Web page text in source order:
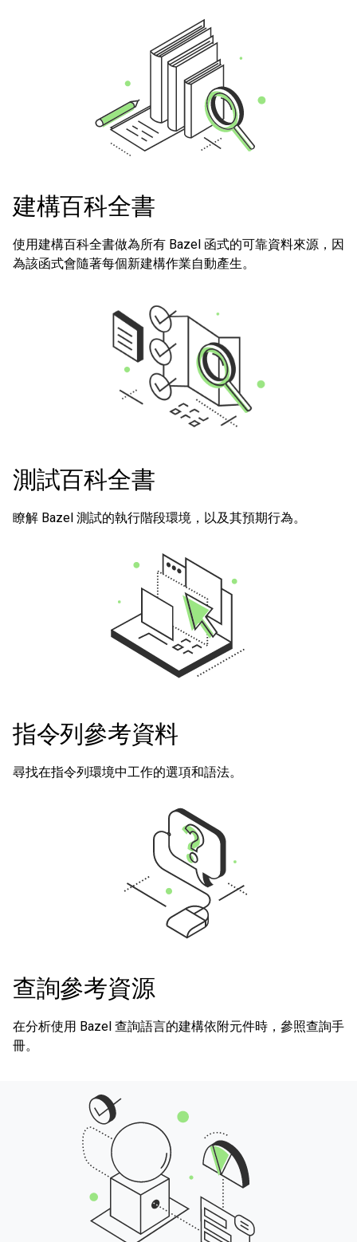
建構百科全書
使用建構百科全書做為所有 Bazel 函式的可靠資料來源，因
為該函式會隨著每個新建構作業自動產生。
測試百科全書
瞭解 Bazel 測試的執行階段環境，以及其預期行為。
指令列參考資料
尋找在指令列環境中工作的選項和語法。
查詢參考資源
在分析使用 Bazel 查詢語言的建構依附元件時，參照查詢手
冊。